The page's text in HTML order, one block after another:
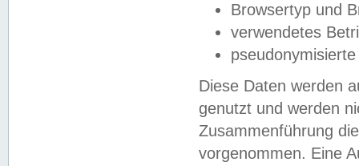
Browsertyp und
verwendetes
Diese Daten werden
genutzt und werden
Zusammenführung
vorgenommen. Eine